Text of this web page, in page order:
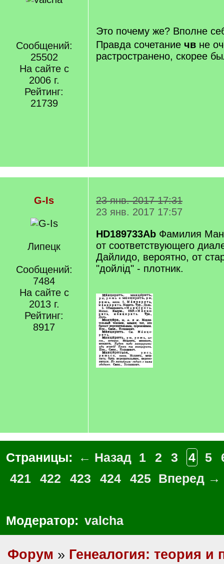
Сообщений:
25502
На сайте с
2006 г.
Рейтинг:
21739
Это почему же? Вполне
Правда сочетание чв не
растространено, скорее
G-Is
Липецк
Сообщений:
7484
На сайте с
2013 г.
Рейтинг:
8917
23 янв. 2017 17:31
23 янв. 2017 17:57
HD189733Ab Фамилия
от соответствующего
Дайлидо, вероятно, от
"дойлiд" - плотник.
Страницы: ← Назад 1 2 3 4 5
421
422 423 424 425 Вперед →
Модератор: valcha
Форум » Генеалогия: теория и